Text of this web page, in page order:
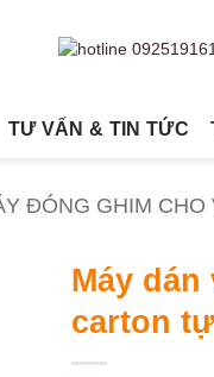
TƯ VẤN & TIN TỨC
ĐÓNG GHIM CHO
Máy
carton